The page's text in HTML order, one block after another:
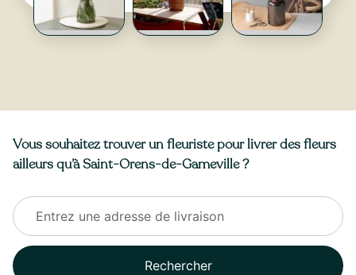
Vous souhaitez trouver un fleuriste pour livrer des fleurs
ailleurs qu’à Saint-Orens-de-Gameville ?
Rechercher